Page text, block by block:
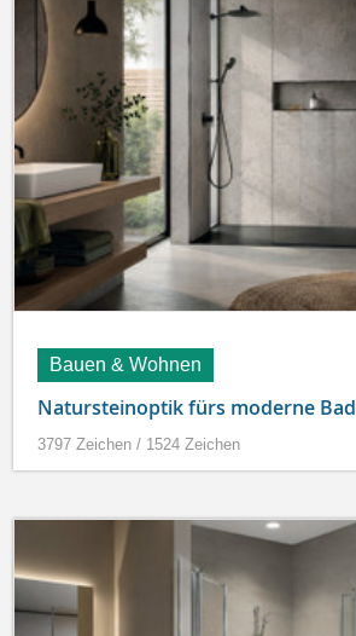
Bauen & Wohnen
Natursteinoptik fürs moderne Bad
3797 Zeichen / 1524 Zeichen